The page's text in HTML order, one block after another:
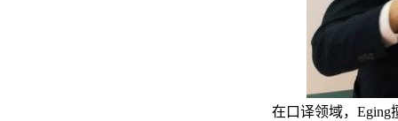
在口译领域，Eging